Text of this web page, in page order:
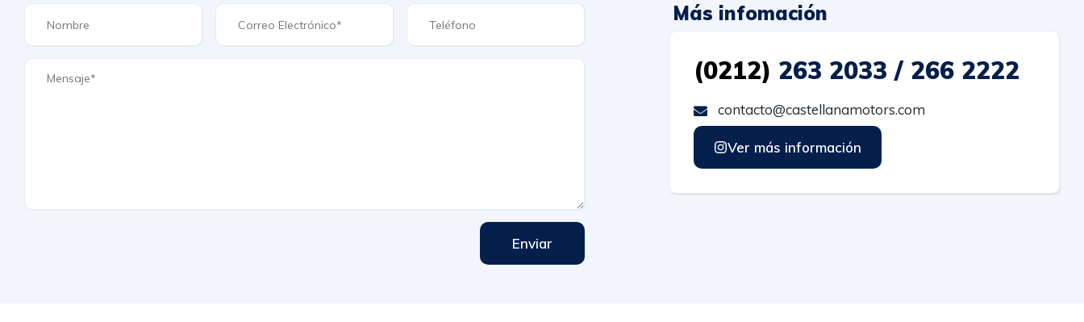
Enviar
Más infomación
(0212) 263 2033 / 266 2222
contacto@castellanamotors.com
Ver más información